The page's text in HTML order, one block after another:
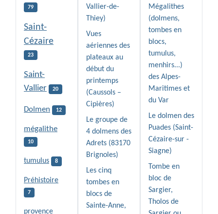
79
Saint-
Cézaire
23
Saint-
Vallier
20
Dolmen 12
mégalithe
10
tumulus 8
Préhistoire
7
provence
Vallier-de-
Thiey)
Vues
aériennes des
plateaux au
début du
printemps
(Caussols –
Cipières)
Le groupe de
4 dolmens des
Adrets (83170
Brignoles)
Les cinq
tombes en
blocs de
Sainte-Anne,
Mégalithes
(dolmens,
tombes en
blocs,
tumulus,
menhirs...)
des Alpes-
Maritimes et
du Var
Le dolmen des
Puades (Saint-
Cézaire-sur -
Siagne)
Tombe en
bloc de
Sargier,
Tholos de